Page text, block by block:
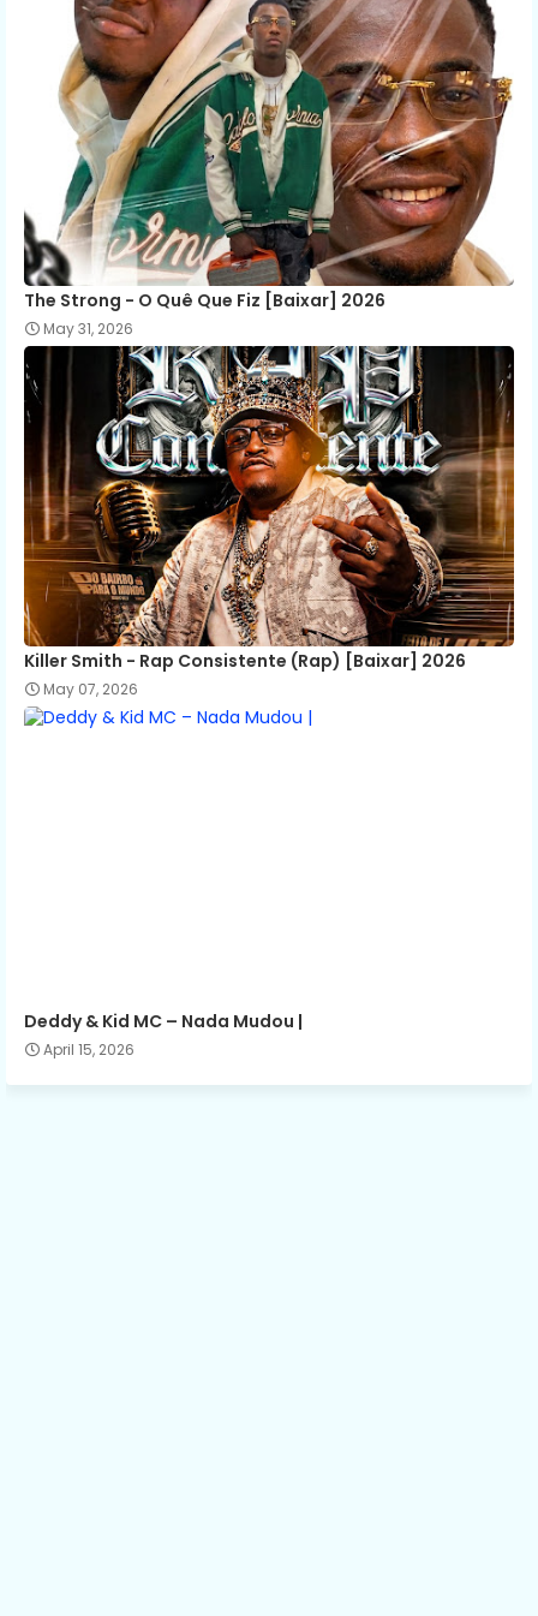
The Strong - O Quê Que Fiz [Baixar] 2026
May 31, 2026
Killer Smith - Rap Consistente (Rap) [Baixar] 2026
May 07, 2026
Deddy & Kid MC – Nada Mudou |
April 15, 2026